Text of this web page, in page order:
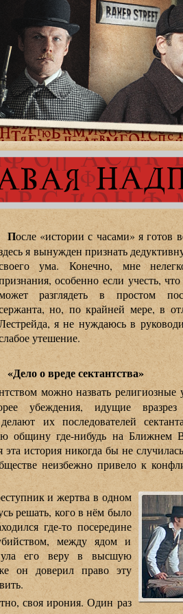
После «истории с часами» я готов
я вынужден признать
ума. Конечно, мне
особенно если учесть,
разглядеть в простом
но, по крайней мере, в
я не нуждаюсь в
утешение.
«Дело о вреде сектантства»
можно назвать религиозные
убеждения, идущие
их последователей
общину где-нибудь на Ближнем
история никогда бы не
неизбежно привело к
и жертва в одном
решать, кого в нём было
где-то посередине
между ядом и
его веру в высшую
он доверил право эту
своя ирония. Один раз